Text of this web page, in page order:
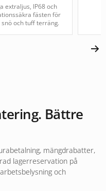
extraljus, IP68 och
fästen för
snö och tuff terräng.
Bättre
mängdrabatter,
lagerreservation på
och